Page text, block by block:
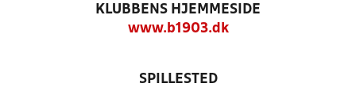
KLUBBENS HJEMMESIDE
www.b1903.dk
SPILLESTED